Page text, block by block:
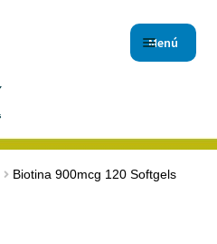
Menú
Biotina 900mcg 120 Softgels